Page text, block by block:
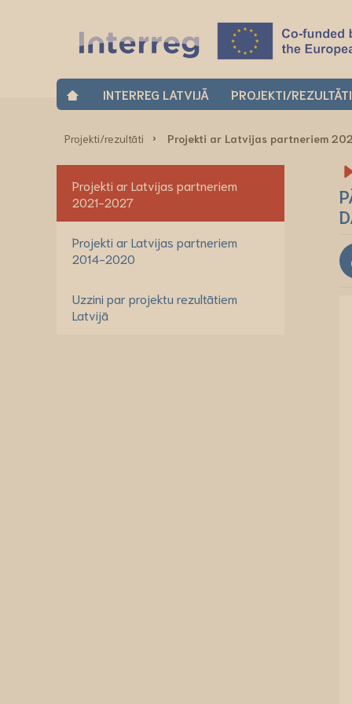
INTERREG LATVIJĀ PROJEKTI/REZULTĀTI
Projekti/rezultāti Projekti ar Latvijas partneriem
Projekti ar Latvijas partneriem
2021-2027
Projekti ar Latvijas partneriem
2014-2020
Uzzini par projektu rezultātiem
Latvijā